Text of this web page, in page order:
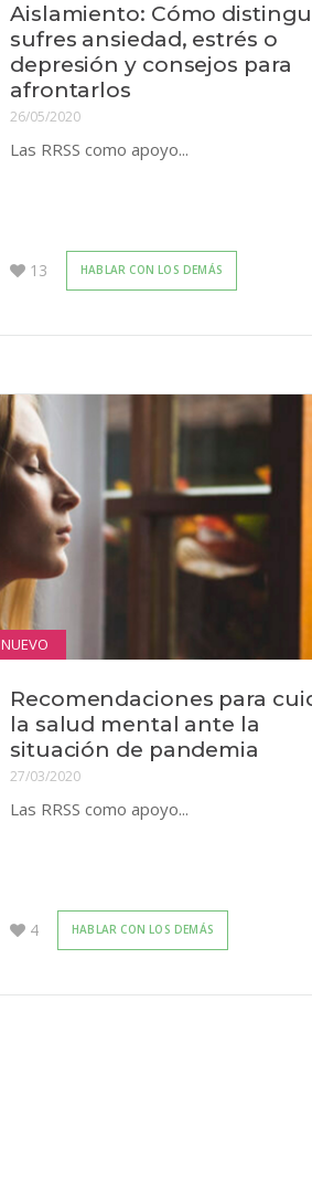
Aislamiento: Cómo
sufres ansiedad, estrés o
depresión y consejos para
afrontarlos
26/05/2020
Las RRSS como apoyo...
13 HABLAR CON LOS DEMÁS
NUEVO
Recomendaciones para
la salud mental ante la
situación de pandemia
27/03/2020
Las RRSS como apoyo...
4 HABLAR CON LOS DEMÁS